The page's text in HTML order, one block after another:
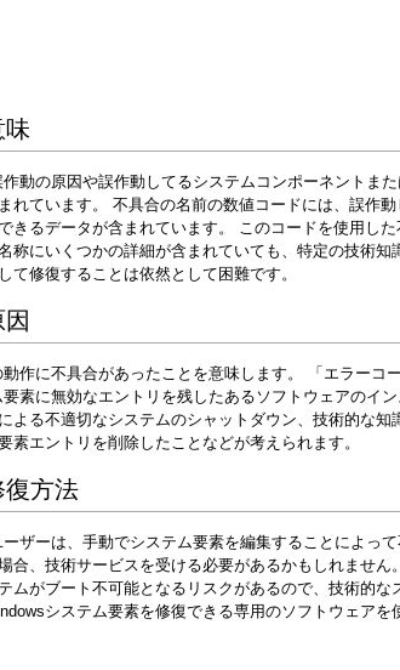
味
動の原因や誤作動してるシステムコンポーネントま
れています。 不具合の名前の数値コードには、誤作
きるデータが含まれています。 このコードを使用した
称にいくつかの詳細が含まれていても、特定の技術知
て修復することは依然として困難です。
作に不具合があったことを意味します。 「エラーコ
素に無効なエントリを残したあるソフトウェアのイ
よる不適切なシステムのシャットダウン、技術的な知
エントリを削除したことなどが考えられます。
復方法
ザーは、手動でシステム要素を編集することによっ
合、技術サービスを受ける必要があるかもしれません
ムがブート不可能となるリスクがあるので、技術的な
システム要素を修復できる専用のソフトウェアを